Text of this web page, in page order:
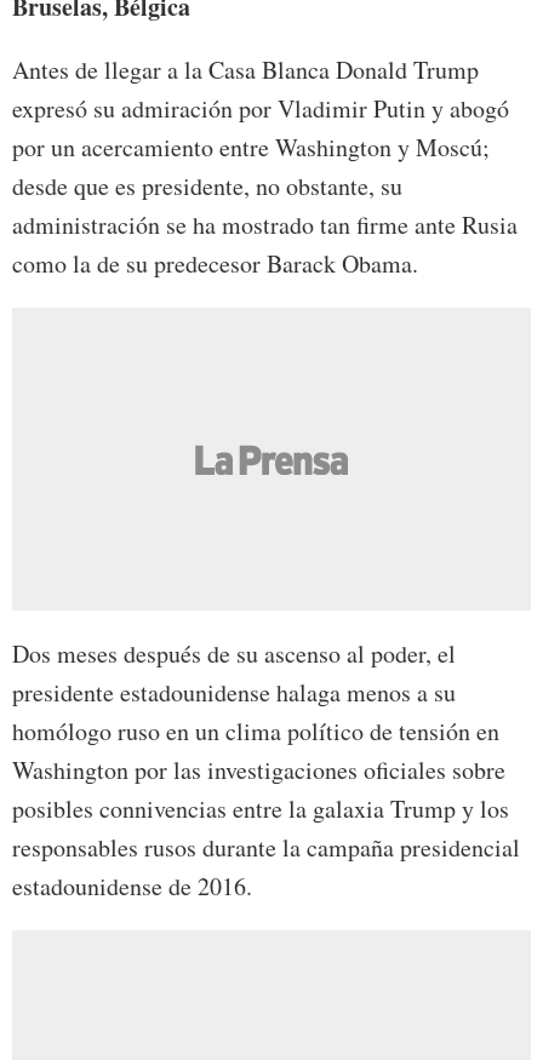
Antes de llegar a la Casa Blanca Donald Trump
expresó su admiración por Vladimir Putin y abogó
por un acercamiento entre Washington y Moscú;
desde que es presidente, no obstante, su
administración se ha mostrado tan firme ante Rusia
como la de su predecesor Barack Obama.
Dos meses después de su ascenso al poder, el
presidente estadounidense halaga menos a su
homólogo ruso en un clima político de tensión en
Washington por las investigaciones oficiales sobre
posibles connivencias entre la galaxia Trump y los
responsables rusos durante la campaña presidencial
estadounidense de 2016.